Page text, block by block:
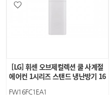
[LG] 휘센 오브제컬렉션 쿨 사계절
에어컨 1시리즈 스탠드 냉난방기 16
FW16FC1EA1